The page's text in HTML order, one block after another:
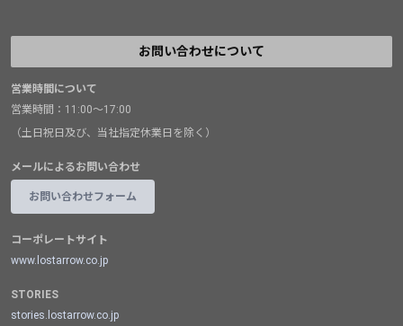
お問い合わせについて
営業時間について
営業時間：11:00～17:00
（土日祝日及び、当社指定休業日を除く）
メールによるお問い合わせ
お問い合わせフォーム
コーポレートサイト
www.lostarrow.co.jp
STORIES
stories.lostarrow.co.jp